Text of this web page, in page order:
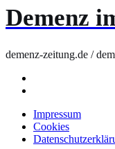
Demenz
demenz-zeitung.de /
Impressum
Cookies